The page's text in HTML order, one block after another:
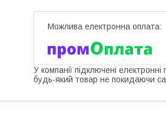
У компанії підключені
будь-який товар не покидаючи